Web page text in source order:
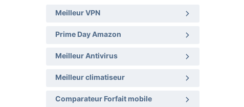
Meilleur VPN
Prime Day Amazon
Meilleur Antivirus
Meilleur climatiseur
Comparateur Forfait mobile